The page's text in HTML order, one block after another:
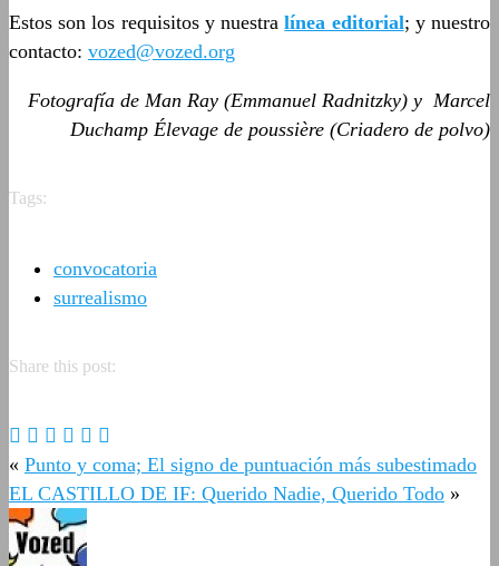
Estos son los requisitos y nuestralínea editorial; y nuestro
contacto: vozed@vozed.org
Fotografía de Man Ray (Emmanuel Radnitzky) y Marcel
Duchamp Élevage de poussière (Criadero de polvo)
Tags:
convocatoria
surrealismo
Share this post:
« Punto y coma; El signo de puntuación más subestimado
EL CASTILLO DE IF: Querido Nadie, Querido Todo »